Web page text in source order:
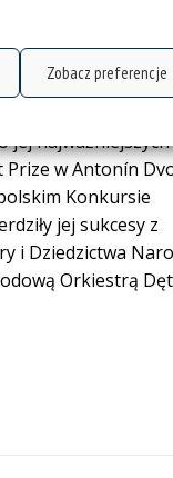
Zobacz preferencje
studentka
saksofonie w
jej
Prize w Antonín
Konkursie
jej sukcesy z
i Dziedzictwa
Orkiestrą